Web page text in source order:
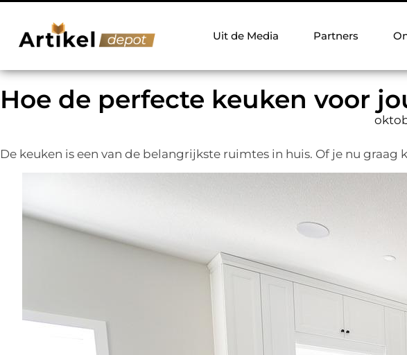
Uit de Media Partners
Hoe de perfecte keuken voor
De keuken is een van de belangrijkste ruimtes in huis. Of je nu graag